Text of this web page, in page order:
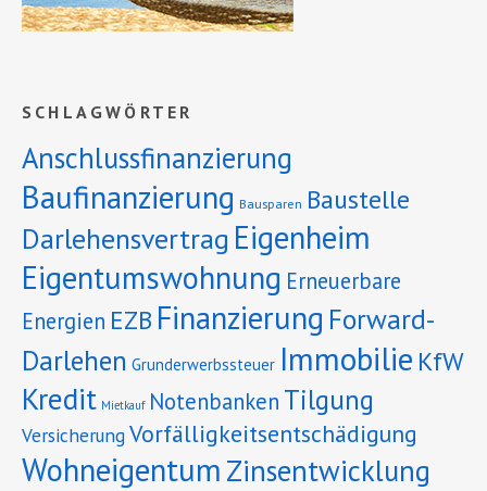
SCHLAGWÖRTER
Anschlussfinanzierung
Baufinanzierung Bausparen Baustelle
Darlehensvertrag Eigenheim
Eigentumswohnung Erneuerbare
Energien EZB Finanzierung Forward-
Darlehen Grunderwerbssteuer Immobilie KfW
Kredit Mietkauf Notenbanken Tilgung
VersicherungVorfälligkeitsentschädigung
Wohneigentum Zinsentwicklung